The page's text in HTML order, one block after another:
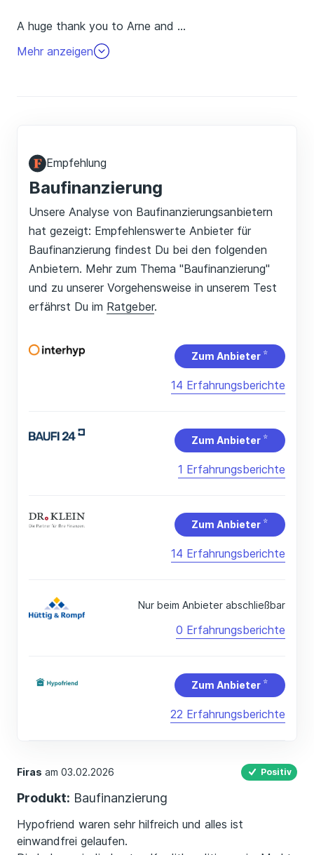
A huge thank you to Arne and …
the Hypofriend team for making this process so
smooth!
Mehr anzeigen
Empfehlung
Baufinanzierung
Unsere Analyse von Baufinanzierungsanbietern
hat gezeigt: Empfehlenswerte Anbieter für
Baufinanzierung findest Du bei den folgenden
Anbietern. Mehr zum Thema "Baufinanzierung"
und zu unserer Vorgehensweise in unserem Test
erfährst Du im Ratgeber.
14 Erfahrungsberichte
Zum Anbieter
1 Erfahrungsberichte
Zum Anbieter
14 Erfahrungsberichte
Zum Anbieter
0 Erfahrungsberichte
Nur beim Anbieter abschließbar
22 Erfahrungsberichte
Zum Anbieter
Firas am 03.02.2026 Positiv
Produkt: Baufinanzierung
Hypofriend waren sehr hilfreich und alles ist
einwandfrei gelaufen.